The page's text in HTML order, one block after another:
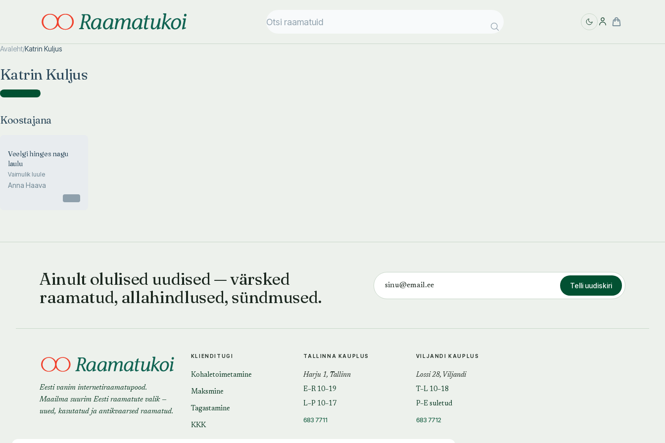
Avaleht/Katrin Kuljus
Katrin Kuljus
Koostajana )
Koostajana
Veelgi hinges nagu
laulu
Vaimulik luule
Anna Haava
Ainult olulised uudised — värsked
raamatud, allahindlused, sündmused.
Telli uudiskiri
Eesti vanim internetiraamatupood.
Maailma suurim Eesti raamatute valik —
uued, kasutatud ja antikvaarsed raamatud.
KLIENDITUGI
Kohaletoimetamine
Maksmine
Tagastamine
KKK
TALLINNA KAUPLUS
Harju 1, Tallinn
E–R 10–19
L–P 10–17
683 7711
VILJANDI KAUPLUS
Lossi 28, Viljandi
T–L 10–18
P–E suletud
683 7712